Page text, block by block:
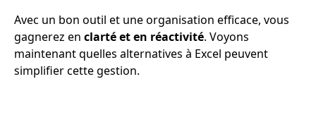
Avec un bon outil et une organisation efficace, vous
gagnerez en clarté et en réactivité. Voyons
maintenant quelles alternatives à Excel peuvent
simplifier cette gestion.